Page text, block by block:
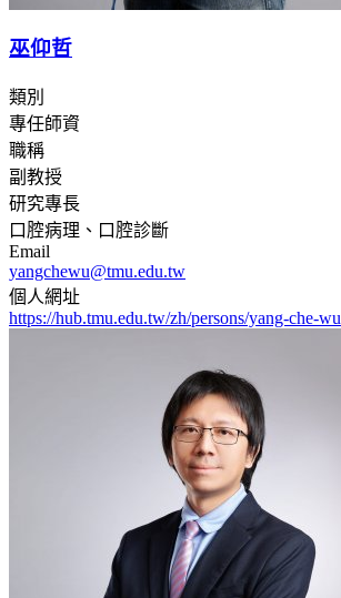
巫仰哲
類別
專任師資
職稱
副教授
研究專長
口腔病理、口腔診斷
Email
yangchewu@tmu.edu.tw
個人網址
https://hub.tmu.edu.tw/zh/persons/yang-che-wu